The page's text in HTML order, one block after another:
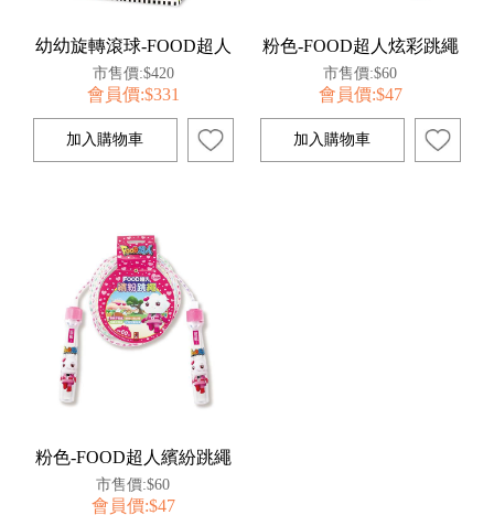
幼幼旋轉滾球-FOOD超人
市售價:$420
會員價:$331
粉色-FOOD超人炫彩跳繩
市售價:$60
會員價:$47
粉色-FOOD超人繽紛跳繩
市售價:$60
會員價:$47